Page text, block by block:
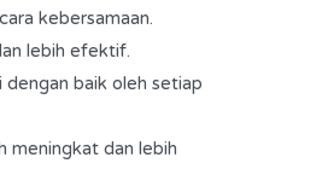
kebersamaan.
lebih efektif.
baik oleh setiap
meningkat dan lebih